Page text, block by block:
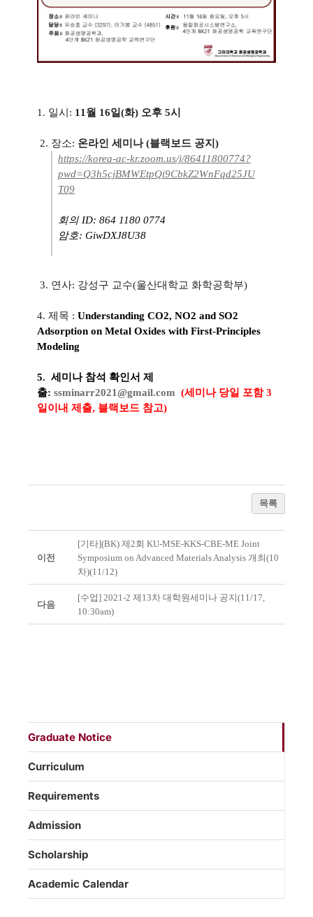
1. 일시: 11월 16일(화) 오후 5시
2. 장소: 온라인 세미나 (블랙보드 공지)
https://korea-ac-kr.zoom.us/j/86411800774?
pwd=Q3h5cjBMWEtpQi9CbkZ2WnFqd25JU
T09
회의 ID: 864 1180 0774
암호: GiwDXJ8U38
3. 연사: 강성구 교수(울산대학교 화학공학부)
4. 제목 : Understanding CO2, NO2 and SO2
Adsorption on Metal Oxides with First-Principles
Modeling
5. 세미나 참석 확인서 제
출: ssminarr2021@gmail.com (세미나 당일 포함 3
일이내 제출, 블랙보드 참고)
목록
이전
[기타](BK) 제2회 KU-MSE-KKS-CBE-ME Joint
Symposium on Advanced Materials Analysis 개최(10
차)(11/12)
다음
[수업] 2021-2 제13차 대학원세미나 공지(11/17,
10:30am)
Graduate Notice
Curriculum
Requirements
Admission
Scholarship
Academic Calendar